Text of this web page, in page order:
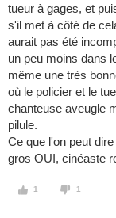
tueur à gages, et
s'il met à côté de
aurait pas été
un peu moins dans
même une très
où le policier et le
chanteuse aveugle
pilule.
Ce que l'on peut
gros OUI, cinéaste
1 1